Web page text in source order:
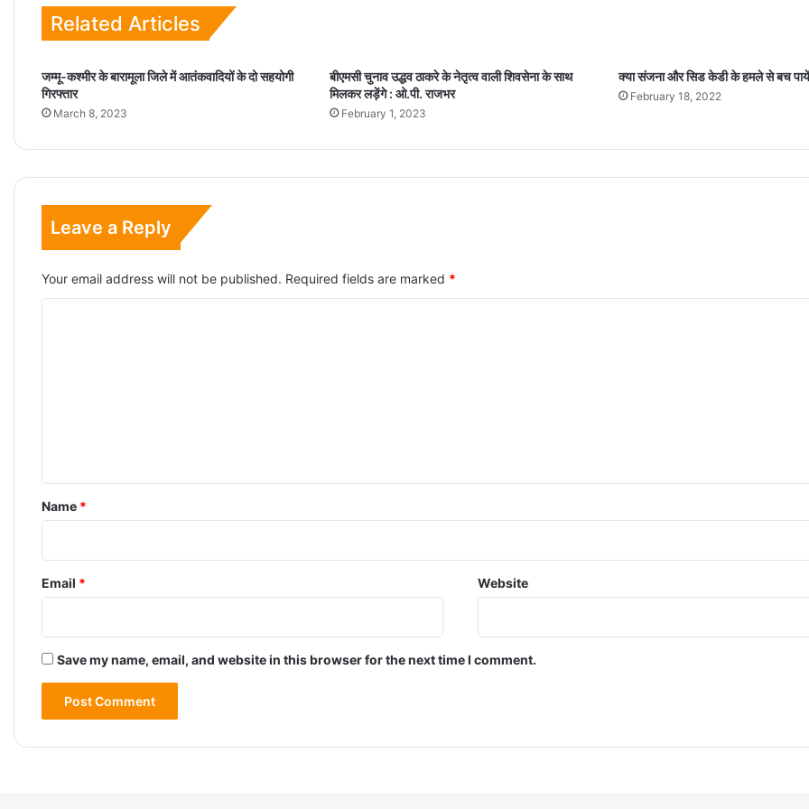
Related Articles
जम्मू-कश्मीर के बारामूला जिले में आतंकवादियों के दो सहयोगी
गिरफ्तार
March 8, 2023
बीएमसी चुनाव उद्धव ठाकरे के नेतृत्व वाली शिवसेना के साथ
मिलकर लड़ेंगे : ओ.पी. राजभर
February 1, 2023
क्‍या संजना और सिड केडी के हमले से बच
February 18, 2022
Leave a Reply
Your email address will not be published. Required fields are marked *
*
Name *
Email * Website
Save my name, email, and website in this browser for the next time I comment.